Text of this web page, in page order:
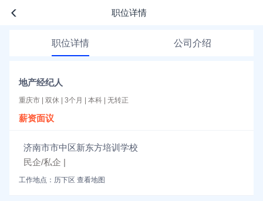
职位详情
职位详情 公司介绍
地产经纪人
重庆市 | 双休 | 3个月 | 本科 | 无转正
薪资面议
济南市市中区新东方培训学校
民企/私企 |
工作地点：历下区 查看地图